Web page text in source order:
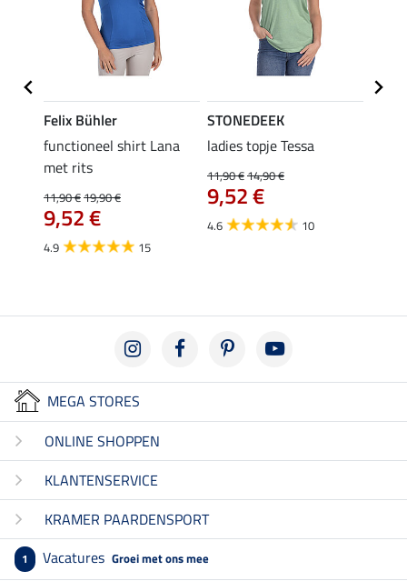
Felix Bühler
functioneel shirt Lana
met rits
11,90 €19,90 €
9,52 €
4.9 15
STONEDEEK
ladies topje Tessa
11,90 €14,90 €
9,52 €
4.6 10
MEGA STORES
ONLINE SHOPPEN
KLANTENSERVICE
KRAMER PAARDENSPORT
1 Vacatures Groei met ons mee